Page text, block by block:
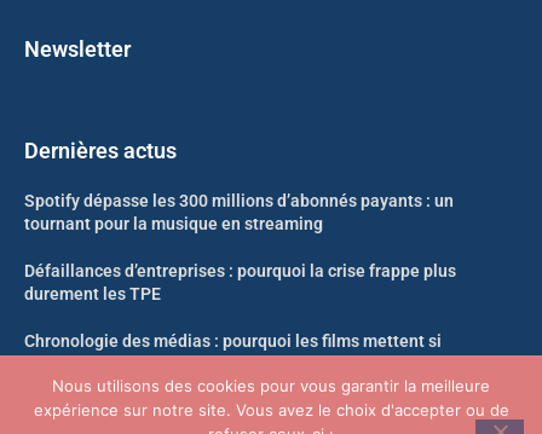
Newsletter
Dernières actus
Spotify dépasse les 300 millions d’abonnés payants : un
tournant pour la musique en streaming
Défaillances d’entreprises : pourquoi la crise frappe plus
durement les TPE
Chronologie des médias : pourquoi les films mettent si
Likweli : un nouveau singe découvert dans la forêt du Congo
Nous utilisons des cookies pour vous garantir la meilleure
expérience sur notre site. Vous avez le choix d'accepter ou de